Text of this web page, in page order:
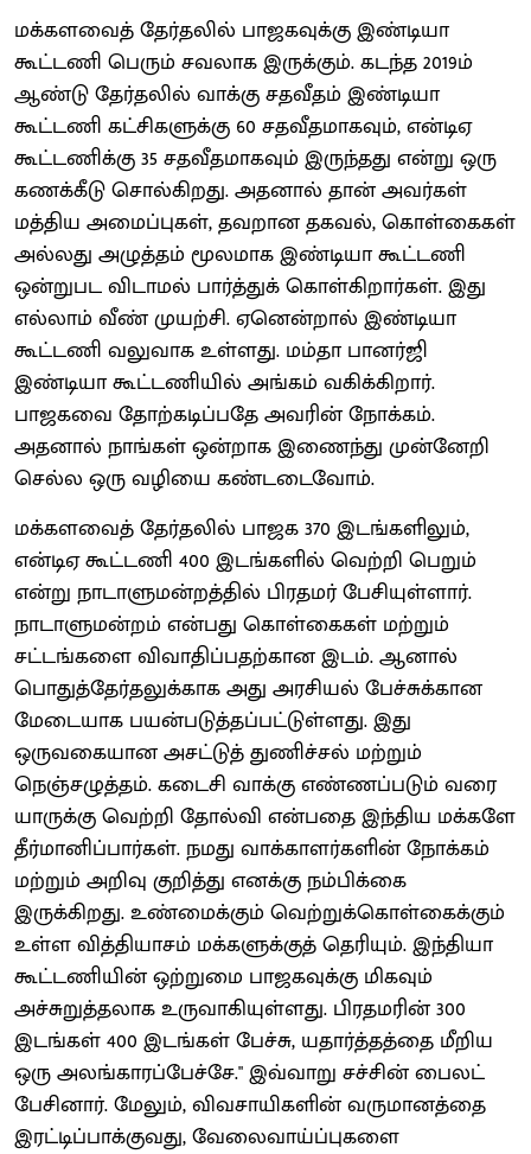
மக்களவைத் தேர்தலில் பாஜகவுக்கு இண்டியா
கூட்டணி பெரும் சவலாக இருக்கும். கடந்த 2019ம்
ஆண்டு தேர்தலில் வாக்கு சதவீதம் இண்டியா
கூட்டணி கட்சிகளுக்கு 60 சதவீதமாகவும், என்டிஏ
கூட்டணிக்கு 35 சதவீதமாகவும் இருந்தது என்று ஒரு
கணக்கீடு சொல்கிறது. அதனால் தான் அவர்கள்
மத்திய அமைப்புகள், தவறான தகவல், கொள்கைகள்
அல்லது அழுத்தம் மூலமாக இண்டியா கூட்டணி
ஒன்றுபட விடாமல் பார்த்துக் கொள்கிறார்கள். இது
எல்லாம் வீண் முயற்சி. ஏனென்றால் இண்டியா
கூட்டணி வலுவாக உள்ளது. மம்தா பானர்ஜி
இண்டியா கூட்டணியில் அங்கம் வகிக்கிறார்.
பாஜகவை தோற்கடிப்பதே அவரின் நோக்கம்.
அதனால் நாங்கள் ஒன்றாக இணைந்து முன்னேறி
செல்ல ஒரு வழியை கண்டடைவோம்.
மக்களவைத் தேர்தலில் பாஜக 370 இடங்களிலும்,
என்டிஏ கூட்டணி 400 இடங்களில் வெற்றி பெறும்
என்று நாடாளுமன்றத்தில் பிரதமர் பேசியுள்ளார்.
நாடாளுமன்றம் என்பது கொள்கைகள் மற்றும்
சட்டங்களை விவாதிப்பதற்கான இடம். ஆனால்
பொதுத்தேர்தலுக்காக அது அரசியல் பேச்சுக்கான
மேடையாக பயன்படுத்தப்பட்டுள்ளது. இது
ஒருவகையான அசட்டுத் துணிச்சல் மற்றும்
நெஞ்சழுத்தம். கடைசி வாக்கு எண்ணப்படும் வரை
யாருக்கு வெற்றி தோல்வி என்பதை இந்திய மக்களே
தீர்மானிப்பார்கள். நமது வாக்காளர்களின் நோக்கம்
மற்றும் அறிவு குறித்து எனக்கு நம்பிக்கை
இருக்கிறது. உண்மைக்கும் வெற்றுக்கொள்கைக்கும்
உள்ள வித்தியாசம் மக்களுக்குத் தெரியும். இந்தியா
கூட்டணியின் ஒற்றுமை பாஜகவுக்கு மிகவும்
அச்சுறுத்தலாக உருவாகியுள்ளது. பிரதமரின் 300
இடங்கள் 400 இடங்கள் பேச்சு, யதார்த்தத்தை மீறிய
ஒரு அலங்காரப்பேச்சே." இவ்வாறு சச்சின் பைலட்
பேசினார். மேலும், விவசாயிகளின் வருமானத்தை
இரட்டிப்பாக்குவது, வேலைவாய்ப்புகளை